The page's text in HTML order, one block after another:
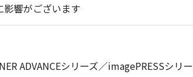
響がございます
ADVANCEシリーズ／imagePRESSシリ